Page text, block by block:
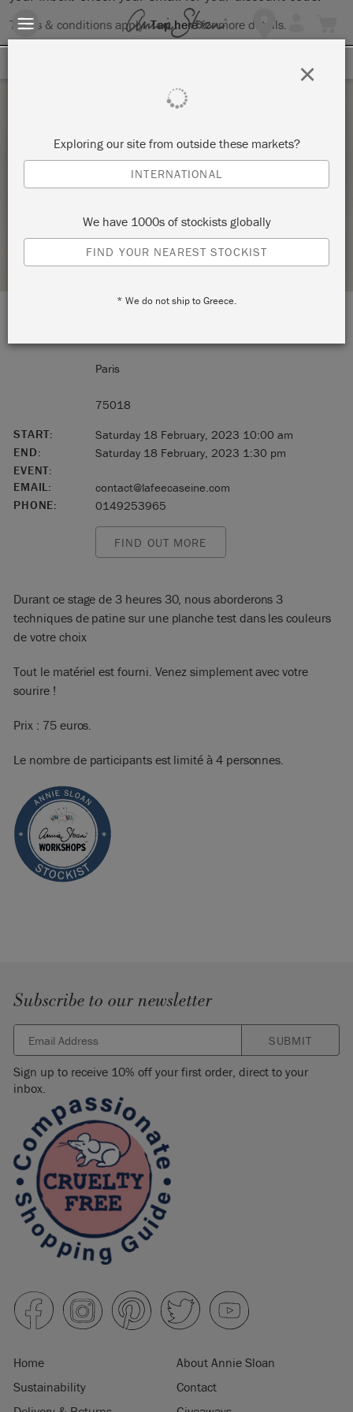
Terms & conditions apply.Tap herefor more details.
ATELIER D’INITIATION AUX PATINES ET
PEINTURES SUR MOBILIER – TECHNIQUES 4
STOCKIST PROFILE
Paris
75018
START:
Saturday 18 February, 2023 10:00 am
END:
Saturday 18 February, 2023 1:30 pm
EVENT:
EMAIL:
contact@lafeecaseine.com
PHONE:
0149253965
FIND OUT MORE
Durant ce stage de 3 heures 30, nous aborderons 3
techniques de patine sur une planche test dans les couleurs
de votre choix
Tout le matériel est fourni. Venez simplement avec votre
sourire !
Prix : 75 euros.
Le nombre de participants est limité à 4 personnes.
Subscribe to our newsletter
SUBMIT
Sign up to receive 10% off your first order, direct to your
inbox.
Home
About Annie Sloan
Sustainability
Contact
Exploring our site from outside these markets?
INTERNATIONAL
We have 1000s of stockists globally
FIND YOUR NEAREST STOCKIST
* We do not ship to Greece.
×